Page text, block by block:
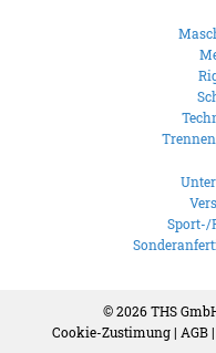
Sport-/
© 2026THS
Cookie-Zustimung| AGB|